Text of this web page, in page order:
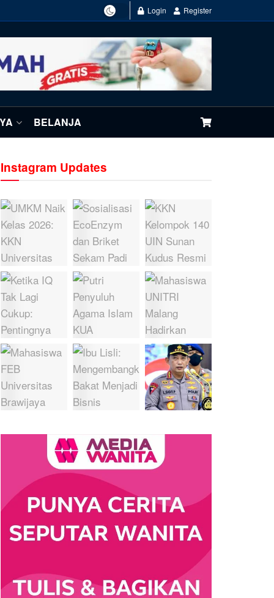
Login Register
BELANJA
Instagram Updates